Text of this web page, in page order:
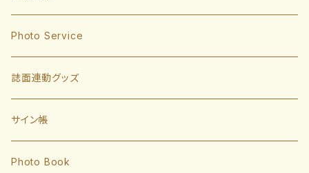
東浜巨
有原航平
捕手
甲斐拓也
海野隆司
内野手
川瀬晃
山川穂高
外野手
近藤健介
監督・コーチ
Photo Service
誌面連動グッズ
サイン帳
Photo Book